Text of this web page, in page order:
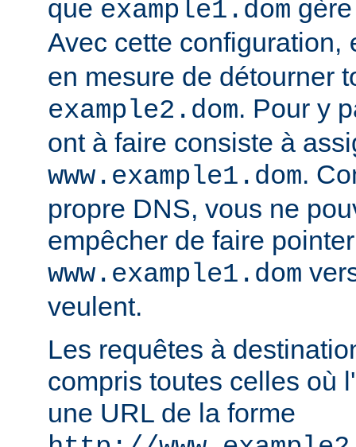
que example1.dom
Avec cette configuration,
en mesure de détourner
example2.dom. Pour y
ont à faire consiste à
www.example1.dom.
propre DNS, vous ne
empêcher de faire
www.example1.dom
veulent.
Les requêtes à
compris toutes celles où
une URL de la forme